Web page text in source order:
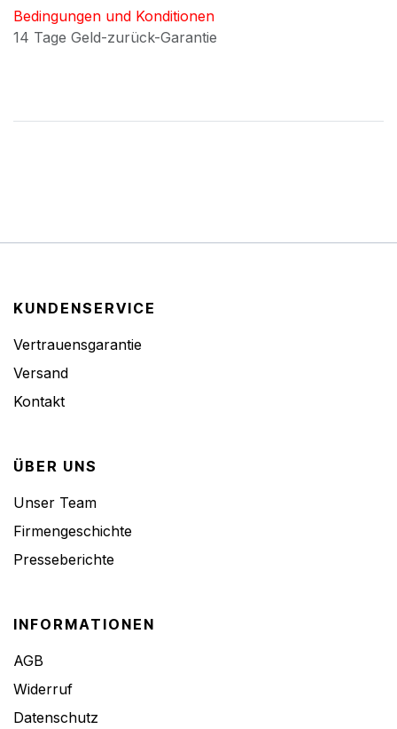
Bedingungen und Konditionen
14 Tage Geld-zurück-Garantie
KUNDENSERVICE
Vertrauensgarantie
Versand
Kontakt
ÜBER UNS
Unser Team
Firmengeschichte
Presseberichte
INFORMATIONEN
AGB
Widerruf
Datenschutz